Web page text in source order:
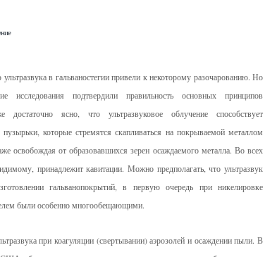
в гальваностегии привели к некоторому разочарованию. Но
исследования подтвердили правильность основных принципов
достаточно ясно, что ультразвуковое облучение способствует
которые стремятся скапливаться на покрываемой металлом
освобождая от образовавшихся зерен осаждаемого металла. Во всех
принадлежит кавитации. Можно предполагать, что ультразвук
гальванопокрытий, в первую очередь при никелировке
были особенно многообещающими.
при коагуляции (свертывании) аэрозолей и осаждении пыли. В